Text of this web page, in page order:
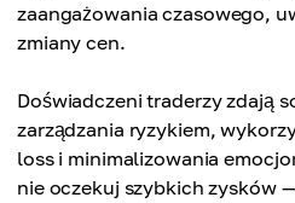
zaangażowania czasowego,
zmiany cen.
Doświadczeni traderzy zdają
zarządzania ryzykiem,
loss i minimalizowania
nie oczekuj szybkich zysków